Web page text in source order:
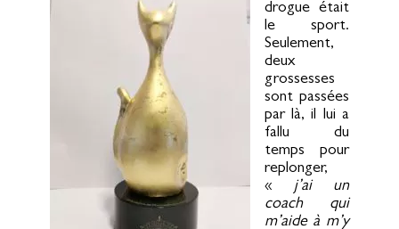
drogue était
le sport.
Seulement,
deux
grossesses
sont passées
par là, il lui a
fallu du
temps pour
replonger,
« j’ai un
coach qui
m’aide à m’y